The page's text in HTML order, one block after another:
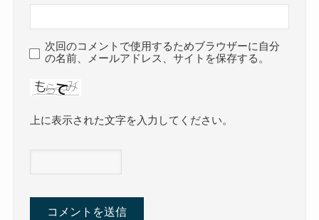
次回のコメントで使用するためブラウザーに自分
の名前、メールアドレス、サイトを保存する。
上に表示された文字を入力してください。